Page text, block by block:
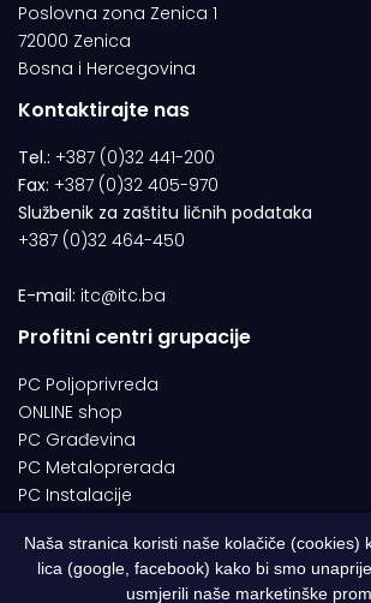
Poslovna zona Zenica 1
72000 Zenica
Bosna i Hercegovina
Kontaktirajte nas
Tel.: +387 (0)32 441-200
Fax: +387 (0)32 405-970
Službenik za zaštitu ličnih podataka
+387 (0)32 464-450
E-mail: itc@itc.ba
Profitni centri grupacije
PC Poljoprivreda
ONLINE shop
PC Građevina
PC Metaloprerada
PC Instalacije
© 1994-2026 | ITC d.o.o. Zenica. Sva prava
Naša stranica koristi naše kolačiče (cookies)
lica (google, facebook) kako bi smo
usmjerili naše marketinške